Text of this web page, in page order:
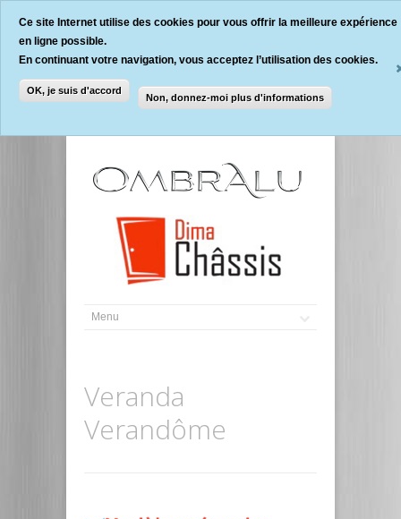
Ce site Internet utilise des cookies pour vous offrir la meilleure expérience
en ligne possible.
En continuant votre navigation, vous acceptez l’utilisation des cookies.
OK, je suis d'accord
Non, donnez-moi plus d'informations
Veranda
Verandôme